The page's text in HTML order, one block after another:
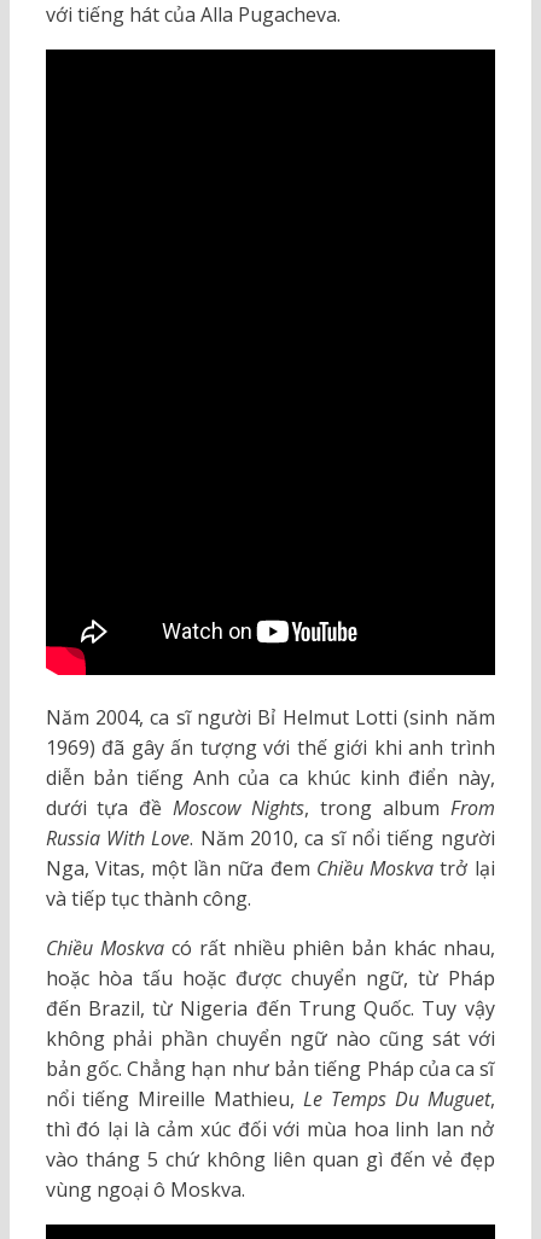
với tiếng hát của Alla Pugacheva.
Năm 2004, ca sĩ người Bỉ Helmut Lotti (sinh năm
1969) đã gây ấn tượng với thế giới khi anh trình
diễn bản tiếng Anh của ca khúc kinh điển này,
dưới tựa đềMoscow Nights, trong album From
Russia With Love. Năm 2010, ca sĩ nổi tiếng người
Nga, Vitas, một lần nữa đem Chiều Moskva trở lại
và tiếp tục thành công.
Chiều Moskva có rất nhiều phiên bản khác nhau,
hoặc hòa tấu hoặc được chuyển ngữ, từ Pháp
đến Brazil, từ Nigeria đến Trung Quốc. Tuy vậy
không phải phần chuyển ngữ nào cũng sát với
bản gốc. Chẳng hạn như bản tiếng Pháp của ca sĩ
nổi tiếng Mireille Mathieu, Le Temps Du Muguet,
thì đó lại là cảm xúc đối với mùa hoa linh lan nở
vào tháng 5 chứ không liên quan gì đến vẻ đẹp
vùng ngoại ô Moskva.